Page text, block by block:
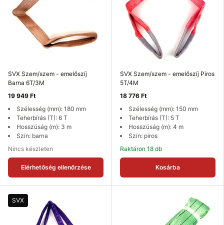
SVX Szem/szem - emelőszíj
Barna 6T/3M
19 949 Ft
Szélesség (mm): 180 mm
Teherbírás (T): 6 T
Hosszúság (m): 3 m
Szín: barna
Nincs készleten
Elérhetőség ellenőrzése
SVX Szem/szem - emelőszíj Piros
5T/4M
18 776 Ft
Szélesség (mm): 150 mm
Teherbírás (T): 5 T
Hosszúság (m): 4 m
Szín: piros
Raktáron 18 db
Kosárba
SVX